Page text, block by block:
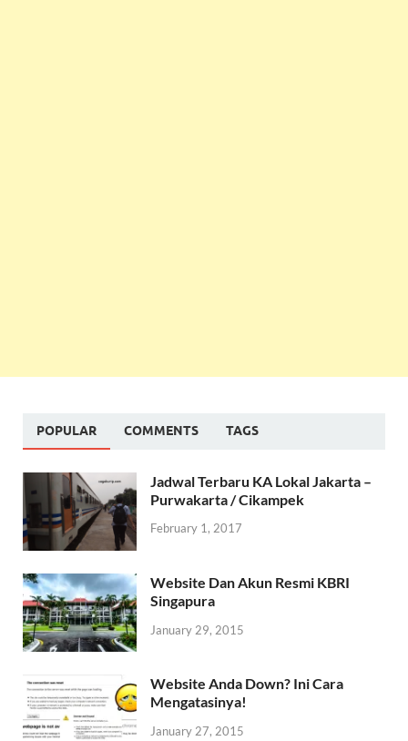
POPULAR COMMENTS TAGS
Jadwal Terbaru KA Lokal Jakarta –
Purwakarta / Cikampek
February 1, 2017
Website Dan Akun Resmi KBRI
Singapura
January 29, 2015
Website Anda Down? Ini Cara
Mengatasinya!
January 27, 2015